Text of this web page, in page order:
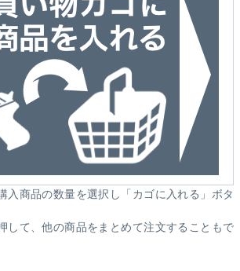
入商品の数量を選択し「カゴに入れる」ボタ
して、他の商品をまとめて注文することもで